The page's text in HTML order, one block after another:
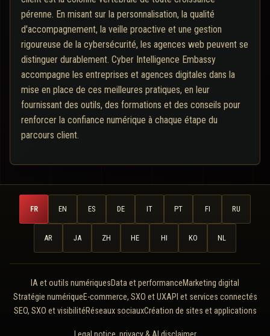
pérenne. En misant sur la personnalisation, la qualité
d'accompagnement, la veille proactive et une gestion
rigoureuse de la cybersécurité, les agences web peuvent se
distinguer durablement. Cyber Intelligence Embassy
accompagne les entreprises et agences digitales dans la
mise en place de ces meilleures pratiques, en leur
fournissant des outils, des formations et des conseils pour
renforcer la confiance numérique à chaque étape du
parcours client.
FR EN ES DE IT PT FI RU
AR JA ZH HE HI KO NL
IA et outils numériquesData et performanceMarketing digital
Stratégie numériqueE-commerce, SXO et UXAPI et services connectés
SEO, SXO et visibilitéRéseaux sociauxCréation de sites et applications